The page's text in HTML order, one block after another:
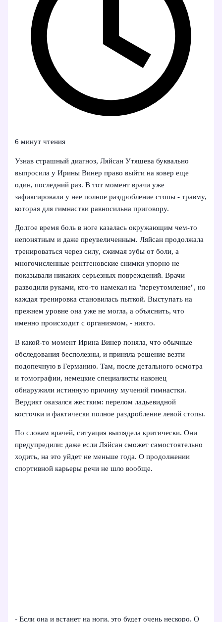
6 минут чтения
Узнав страшный диагноз, Ляйсан Утяшева буквально
выпросила у Ирины Винер право выйти на ковер еще
один, последний раз. В тот момент врачи уже
зафиксировали у нее полное раздробление стопы - травму,
которая для гимнастки равносильна приговору.
Долгое время боль в ноге казалась окружающим чем-то
непонятным и даже преувеличенным. Ляйсан продолжала
тренироваться через силу, сжимая зубы от боли, а
многочисленные рентгеновские снимки упорно не
показывали никаких серьезных повреждений. Врачи
разводили руками, кто-то намекал на "переутомление", но
каждая тренировка становилась пыткой. Выступать на
прежнем уровне она уже не могла, а объяснить, что
именно происходит с организмом, - никто.
В какой-то момент Ирина Винер поняла, что обычные
обследования бесполезны, и приняла решение везти
подопечную в Германию. Там, после детального осмотра
и томографии, немецкие специалисты наконец
обнаружили истинную причину мучений гимнастки.
Вердикт оказался жестким: перелом ладьевидной
косточки и фактически полное раздробление левой стопы.
По словам врачей, ситуация выглядела критически. Они
предупредили: даже если Ляйсан сможет самостоятельно
ходить, на это уйдет не меньше года. О продолжении
спортивной карьеры речи не шло вообще.
- Если она и встанет на ноги, это будет очень нескоро. О